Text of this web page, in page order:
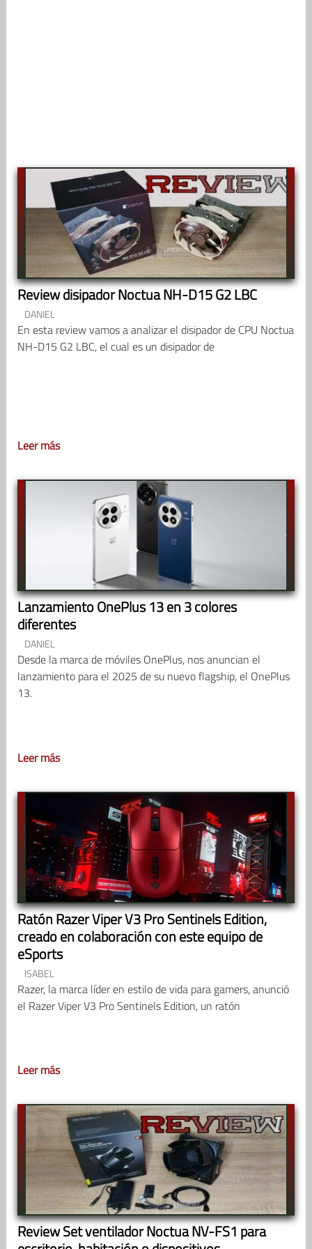
Review disipador Noctua NH-D15 G2 LBC
DANIEL
En esta review vamos a analizar el disipador de CPU Noctua
NH-D15 G2 LBC, el cual es un disipador de
Leer más
Lanzamiento OnePlus 13 en 3 colores
diferentes
DANIEL
Desde la marca de móviles OnePlus, nos anuncian el
lanzamiento para el 2025 de su nuevo flagship, el OnePlus
13.
Leer más
Ratón Razer Viper V3 Pro Sentinels Edition,
creado en colaboración con este equipo de
eSports
ISABEL
Razer, la marca líder en estilo de vida para gamers, anunció
el Razer Viper V3 Pro Sentinels Edition, un ratón
Leer más
Review Set ventilador Noctua NV-FS1 para